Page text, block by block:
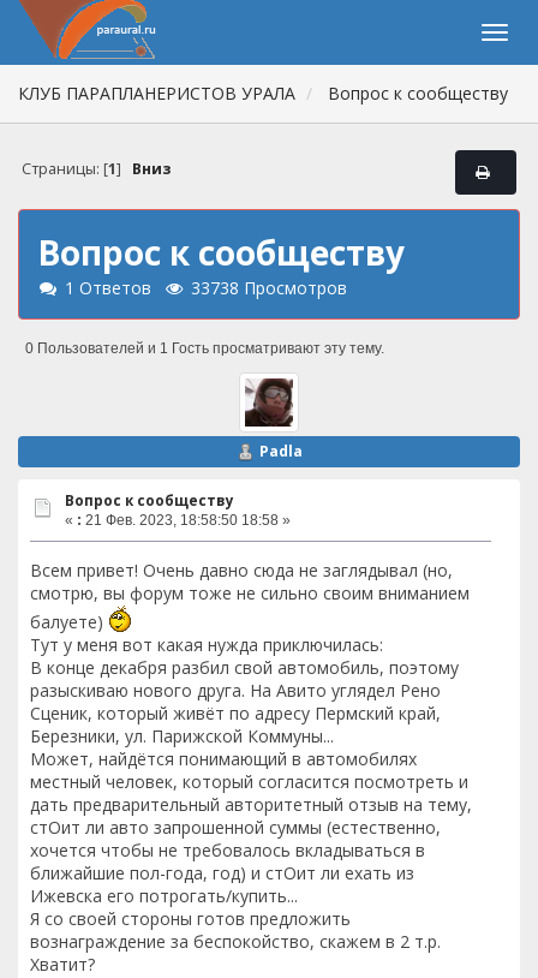
КЛУБ ПАРАПЛАНЕРИСТОВ УРАЛА Вопрос к сообществу
Страницы: [1] Вниз
Вопрос к сообществу
1 Ответов 33738 Просмотров
0 Пользователей и 1 Гость просматривают эту тему.
Padla
Вопрос к сообществу
« : 21 Фев. 2023, 18:58:50 18:58 »
Всем привет! Очень давно сюда не заглядывал (но,
смотрю, вы форум тоже не сильно своим вниманием
балуете)
Тут у меня вот какая нужда приключилась:
В конце декабря разбил свой автомобиль, поэтому
разыскиваю нового друга. На Авито углядел Рено
Сценик, который живёт по адресу Пермский край,
Березники, ул. Парижской Коммуны...
Может, найдётся понимающий в автомобилях
местный человек, который согласится посмотреть и
дать предварительный авторитетный отзыв на тему,
стОит ли авто запрошенной суммы (естественно,
хочется чтобы не требовалось вкладываться в
ближайшие пол-года, год) и стОит ли ехать из
Ижевска его потрогать/купить...
Я со своей стороны готов предложить
вознаграждение за беспокойство, скажем в 2 т.р.
Хватит?